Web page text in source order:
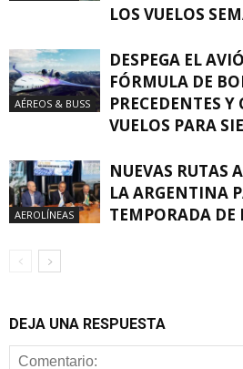
LOS VUELOS
AÉREOS & BUSS
DESPEGA EL
FÓRMULA DE
PRECEDENTES
VUELOS PARA
AEROLÍNEAS
NUEVAS RUTAS
LA ARGENTINA
TEMPORADA
DEJA UNA RESPUESTA